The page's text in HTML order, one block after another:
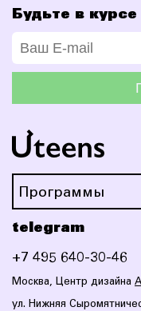
Будьте в
Программы
telegram
+7 495 640-30-46
Москва, Центр дизайна
ул. Нижняя